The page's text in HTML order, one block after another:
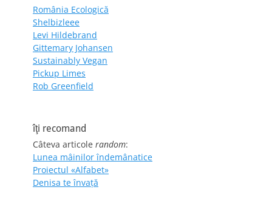
România Ecologică
Shelbizleee
Levi Hildebrand
Gittemary Johansen
Sustainably Vegan
Pickup Limes
Rob Greenfield
îţi recomand
Câteva articole random:
Lunea mâinilor îndemânatice
Proiectul «Alfabet»
Denisa te învaţă